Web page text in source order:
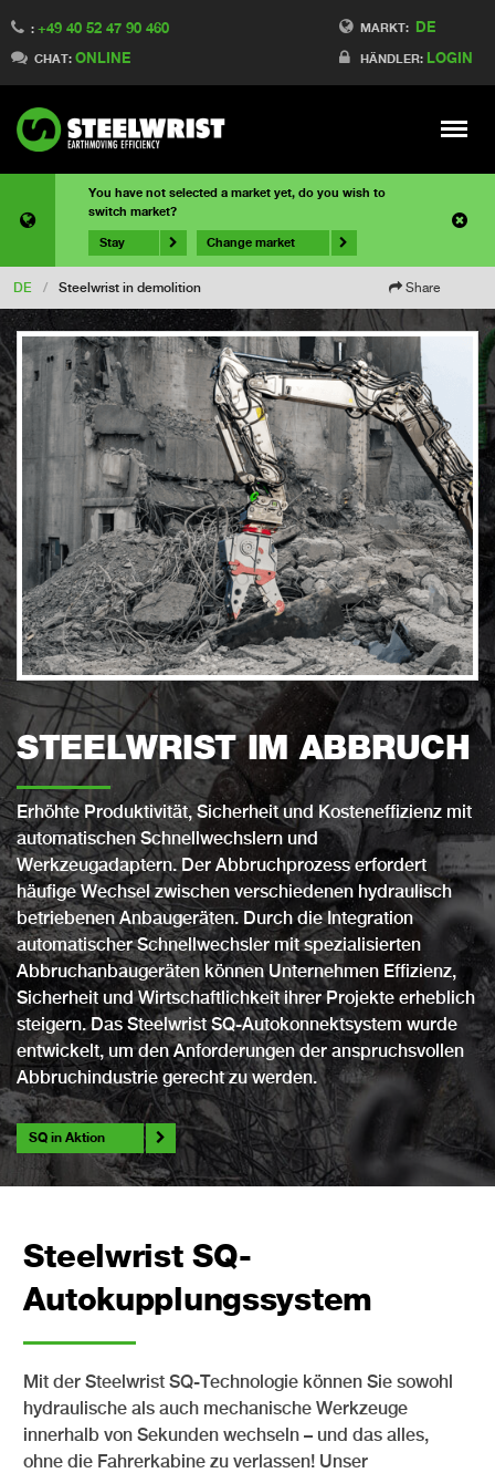
MARKT: DE
HÄNDLER: LOGIN
: +49 40 52 47 90 460
CHAT: ONLINE
Meny
You have not selected a market yet, do you wish to
switch market?
Stay Change market
DE / Steelwrist in demolition Share
STEELWRIST IM ABBRUCH
Erhöhte Produktivität, Sicherheit und Kosteneffizienz mit
automatischen Schnellwechslern und
Werkzeugadaptern. Der Abbruchprozess erfordert
häufige Wechsel zwischen verschiedenen hydraulisch
betriebenen Anbaugeräten. Durch die Integration
automatischer Schnellwechsler mit spezialisierten
Abbruchanbaugeräten können Unternehmen Effizienz,
Sicherheit und Wirtschaftlichkeit ihrer Projekte erheblich
steigern. Das Steelwrist SQ-Autokonnektsystem wurde
entwickelt, um den Anforderungen der anspruchsvollen
Abbruchindustrie gerecht zu werden.
SQ in Aktion
Steelwrist SQ-
Autokupplungssystem
Mit der Steelwrist SQ-Technologie können Sie sowohl
hydraulische als auch mechanische Werkzeuge
innerhalb von Sekunden wechseln – und das alles,
ohne die Fahrerkabine zu verlassen! Unser